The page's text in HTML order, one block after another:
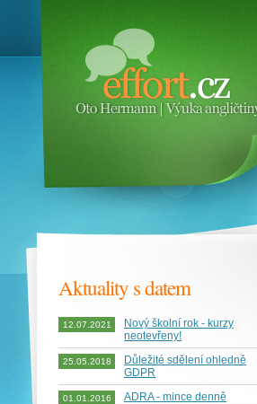
Aktuality s datem
12.07.2021
Nový školní rok - kurzy
neotevřeny!
25.05.2018
Důležité sdělení ohledně
GDPR
01.01.2016 ADRA - mince denně